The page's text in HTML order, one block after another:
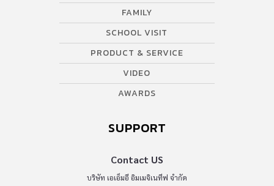
FAMILY
SCHOOL VISIT
PRODUCT & SERVICE
VIDEO
AWARDS
SUPPORT
Contact US
บริษัท เอเอ็มอี อิมเมจิเนทีฟ จำกัด